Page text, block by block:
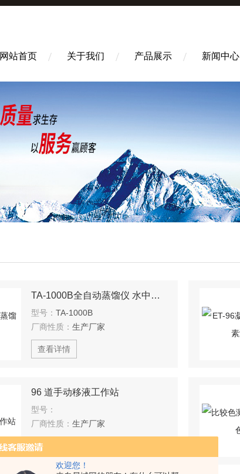
欢迎您！
网站首页 关于我们 产品展示 新闻中心
TA-1000B全自动蒸馏仪 水中挥发酚
型号： TA-1000B
厂商性质： 生产厂家
查看详情
96 道手动移液工作站
型号：
厂商性质： 生产厂家
查看详情